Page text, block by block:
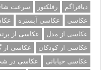
دیافراگم
رفلکتور سرعت
عکاسی
عکاسی آبستره
عکاسی از مدل
عکاسی از
عکاسی از کودکان
عکاسی از
عکاسی خیابانی
عکاسی در